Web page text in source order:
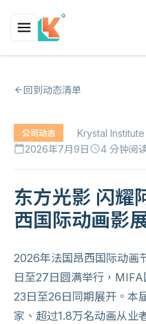
回到动态清单
公司动态 Krystal Institute
calendar_today2026年7月9日schedule4 分钟阅
东方光影 闪
西国际动画影
2026年法国昂西国际动画
日至27日圆满举行，
23日至26日同期展开。本
家、超过1.8万名动画从业